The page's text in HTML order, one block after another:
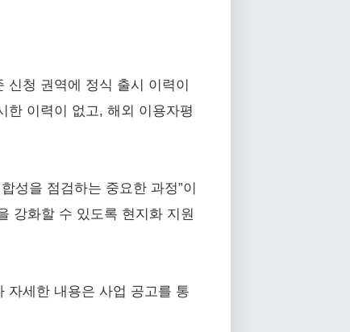
신청 권역에 정식 출시 이력이
한 이력이 없고, 해외 이용자평
성을 점검하는 중요한 과정”이
강화할 수 있도록 현지화 지원
자세한 내용은 사업 공고를 통